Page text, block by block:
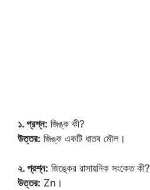
১. প্রশ্ন: জিঙ্ক কী?
উত্তর: জিঙ্ক একটি ধাতব মৌল।
২. প্রশ্ন: জিঙ্কের রাসায়নিক সংকেত কী?
উত্তর: Zn।